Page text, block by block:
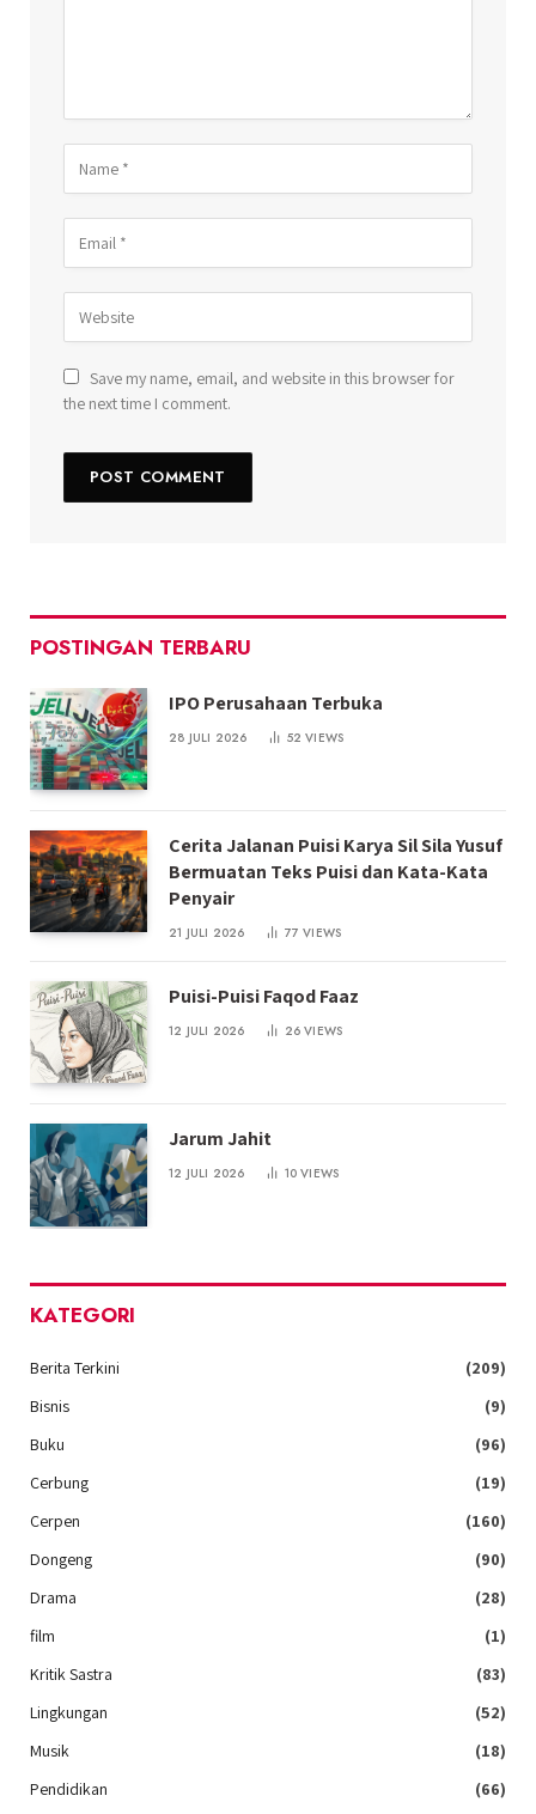
Save my name, email, and website in this browser for
the next time I comment.
POSTINGAN TERBARU
IPO Perusahaan Terbuka
28 JULI 2026 52VIEWS
Cerita Jalanan Puisi Karya Sil Sila Yusuf
Bermuatan Teks Puisi dan Kata-Kata
Penyair
21 JULI 2026 77VIEWS
Puisi-Puisi Faqod Faaz
12 JULI 2026 26VIEWS
Jarum Jahit
12 JULI 2026 10VIEWS
KATEGORI
Berita Terkini
(209)
Bisnis
(9)
Buku
(96)
Cerbung
(19)
Cerpen
(160)
Dongeng
(90)
Drama
(28)
film
(1)
Kritik Sastra
(83)
Lingkungan
(52)
Musik
(18)
Pendidikan
(66)